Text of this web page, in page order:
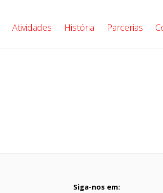
Atividades História Parcerias
Siga-nos em: